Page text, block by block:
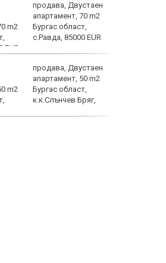
продава, Двустаен
апартамент, 70 m2
Бургас област,
с.Равда, 85000 EUR
продава, Двустаен
апартамент, 50 m2
Бургас област,
к.к.Слънчев Бряг,